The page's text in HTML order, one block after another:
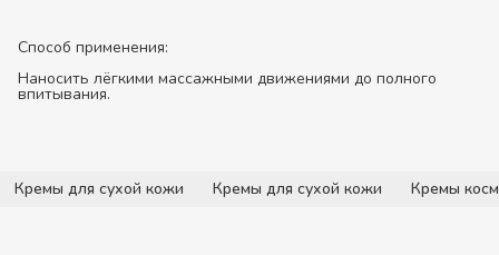
Способ применения:
Наносить лёгкими массажными движениями до полного
впитывания.
Кремы для сухой кожи Кремы для сухой кожи Кремы